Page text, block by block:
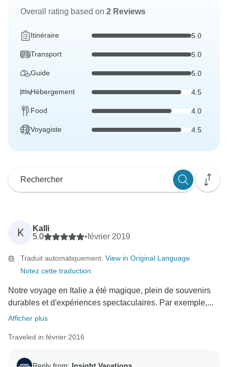
Overall rating based on 2 Reviews
Itinéraire 5.0
Transport 5.0
Guide 5.0
Hébergement 4.5
Food 4.0
Voyagiste 4.5
K
Kalli
5.0
•février 2019
Traduit automatiquement. View in Original Language
Notez cette traduction
Notre voyage en Italie a été magique, plein de souvenirs
durables et d'expériences spectaculaires. Par exemple,...
Afficher plus
Traveled in février 2016
Reply from: Insight Vacations